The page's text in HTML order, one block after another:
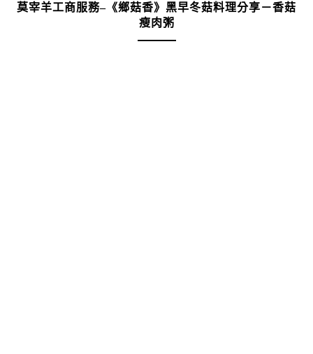
莫宰羊工商服務–《鄉菇香》黑早冬菇料理分享－香菇
瘦肉粥